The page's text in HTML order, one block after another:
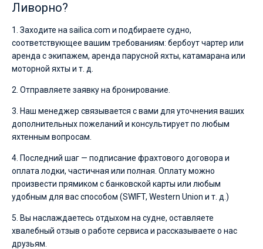
Ливорно?
1. Заходите на sailica.com и подбираете судно,
соответствующее вашим требованиям: бербоут чартер или
аренда с экипажем, аренда парусной яхты, катамарана или
моторной яхты и т. д.
2. Отправляете заявку на бронирование.
3. Наш менеджер связывается с вами для уточнения ваших
дополнительных пожеланий и консультирует по любым
яхтенным вопросам.
4. Последний шаг — подписание фрахтового договора и
оплата лодки, частичная или полная. Оплату можно
произвести прямиком с банковской карты или любым
удобным для вас способом (SWIFT, Western Union и т. д.)
5. Вы наслаждаетесь отдыхом на судне, оставляете
хвалебный отзыв о работе сервиса и рассказываете о нас
друзьям.